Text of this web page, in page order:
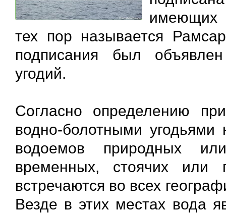
имеющих
тех пор называется
подписания был
угодий.
Согласно определению
водно-болотными
водоемов природных
временных, стоячих или
встречаются во всех
Везде в этих местах вода